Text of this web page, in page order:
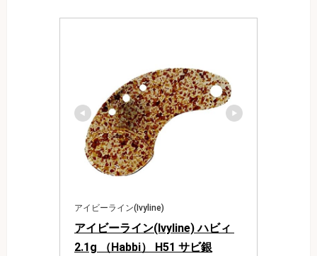
アイビーライン(Ivyline)
アイビーライン(Ivyline) ハビィ
2.1g （Habbi） H51 サビ銀